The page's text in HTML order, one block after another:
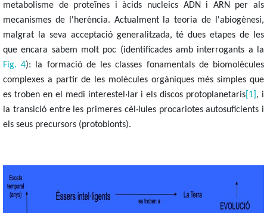
metabolisme de proteïnes i àcids nucleics ADN i ARN per als
mecanismes de l'herència. Actualment la teoria de l'abiogènesi,
malgrat la seva acceptació generalitzada, té dues etapes de les
que encara sabem molt poc (identificades amb interrogants a la
Fig. 4): la formació de les classes fonamentals de biomolècules
complexes a partir de les molècules orgàniques més simples que
es troben en el medi interestel·lar i els discos protoplanetaris [1] , i
la transició entre les primeres cèl·lules procariotes autosuficients i
els seus precursors (protobionts).